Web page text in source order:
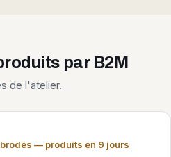
par B2M
de l'atelier.
— produits en 9 jours